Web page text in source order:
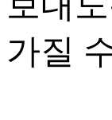
가질